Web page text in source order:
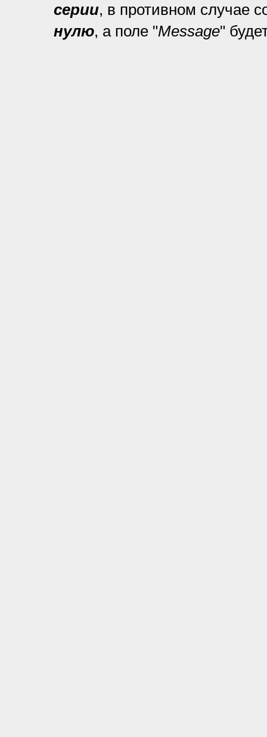
серии, в противном случае
нулю, а поле "Message"